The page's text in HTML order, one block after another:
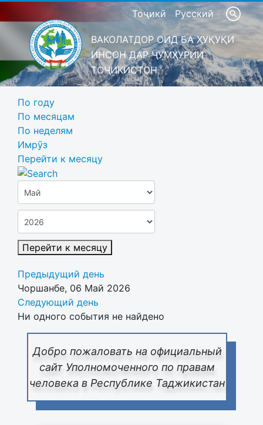
Тоҷикӣ Русский
ВАКОЛАТДОР ОИД БА ҲУҚУҚИ
ИНСОН ДАР ҶУМҲУРИИ
ТОҶИКИСТОН
Добро пожаловать на официальный
сайт Уполномоченного по правам
человека в Республике Таджикистан
По году
По месяцам
По неделям
Имрӯз
Перейти к месяцу
Перейти к месяцу
Предыдущий день
Чоршанбе, 06 Май 2026
Следующий день
Ни одного события не найдено